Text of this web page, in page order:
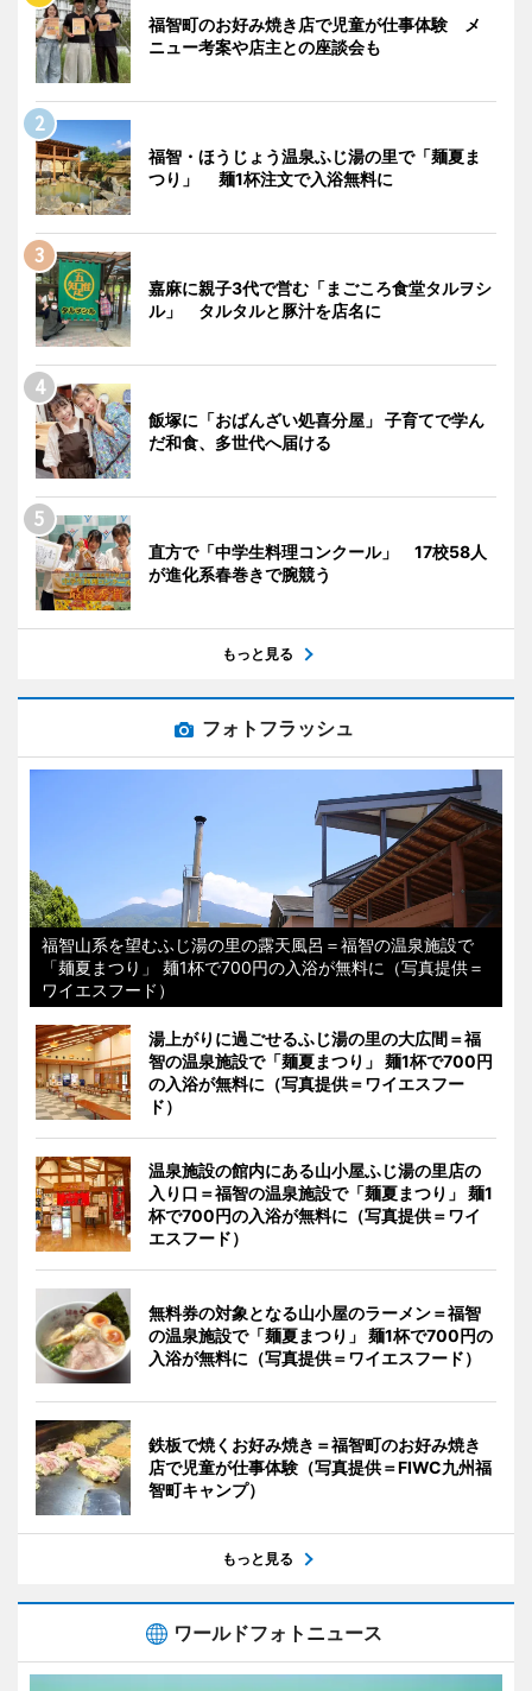
福智町のお好み焼き店で児童が仕事体験 メ
ニュー考案や店主との座談会も
福智・ほうじょう温泉ふじ湯の里で「麺夏ま
つり」 麺1杯注文で入浴無料に
嘉麻に親子3代で営む「まごころ食堂タルヲシ
ル」 タルタルと豚汁を店名に
飯塚に「おばんざい処喜分屋」 子育てで学ん
だ和食、多世代へ届ける
直方で「中学生料理コンクール」 17校58人
が進化系春巻きで腕競う
もっと見る
フォトフラッシュ
福智山系を望むふじ湯の里の露天風呂＝福智の温泉施設で
「麺夏まつり」 麺1杯で700円の入浴が無料に（写真提供＝
ワイエスフード）
湯上がりに過ごせるふじ湯の里の大広間＝福
智の温泉施設で「麺夏まつり」 麺1杯で700円
の入浴が無料に（写真提供＝ワイエスフー
ド）
温泉施設の館内にある山小屋ふじ湯の里店の
入り口＝福智の温泉施設で「麺夏まつり」 麺1
杯で700円の入浴が無料に（写真提供＝ワイ
エスフード）
無料券の対象となる山小屋のラーメン＝福智
の温泉施設で「麺夏まつり」 麺1杯で700円の
入浴が無料に（写真提供＝ワイエスフード）
鉄板で焼くお好み焼き＝福智町のお好み焼き
店で児童が仕事体験（写真提供＝FIWC九州福
智町キャンプ）
もっと見る
ワールドフォトニュース